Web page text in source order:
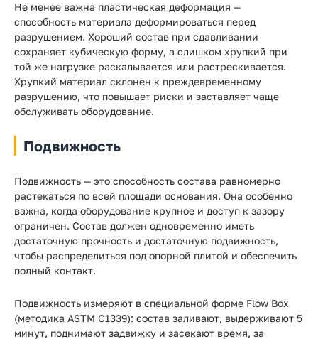
Не менее важна пластическая деформация —
способность материала деформироваться перед
разрушением. Хороший состав при сдавливании
сохраняет кубическую форму, а слишком хрупкий при
той же нагрузке раскалывается или растрескивается.
Хрупкий материал склонен к преждевременному
разрушению, что повышает риски и заставляет чаще
обслуживать оборудование.
Подвижность
Подвижность — это способность состава равномерно
растекаться по всей площади основания. Она особенно
важна, когда оборудование крупное и доступ к зазору
ограничен. Состав должен одновременно иметь
достаточную прочность и достаточную подвижность,
чтобы распределиться под опорной плитой и обеспечить
полный контакт.
Подвижность измеряют в специальной форме Flow Box
(методика ASTM C1339): состав заливают, выдерживают 5
минут, поднимают задвижку и засекают время, за